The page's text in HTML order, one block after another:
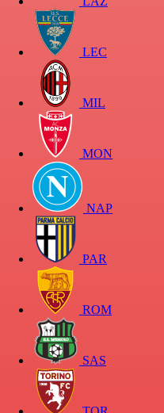
LEC
MIL
MON
NAP
PAR
ROM
SAS